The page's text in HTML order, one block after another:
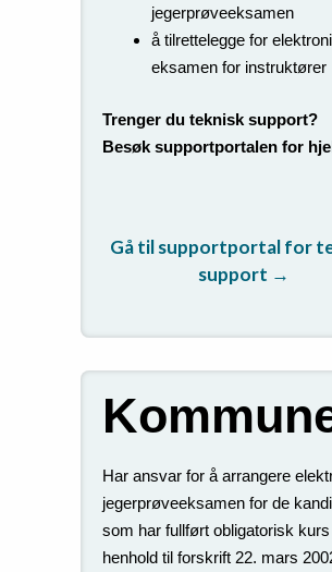
jegerprøveeksamen
å tilrettelegge for
eksamen for instruktører
Trenger du teknisk support?
Besøk supportportalen for
Gå til supportportal for
support →
Har ansvar for å arrangere
jegerprøveeksamen for de
som har fullført obligatorisk
henhold til forskrift 22. mars